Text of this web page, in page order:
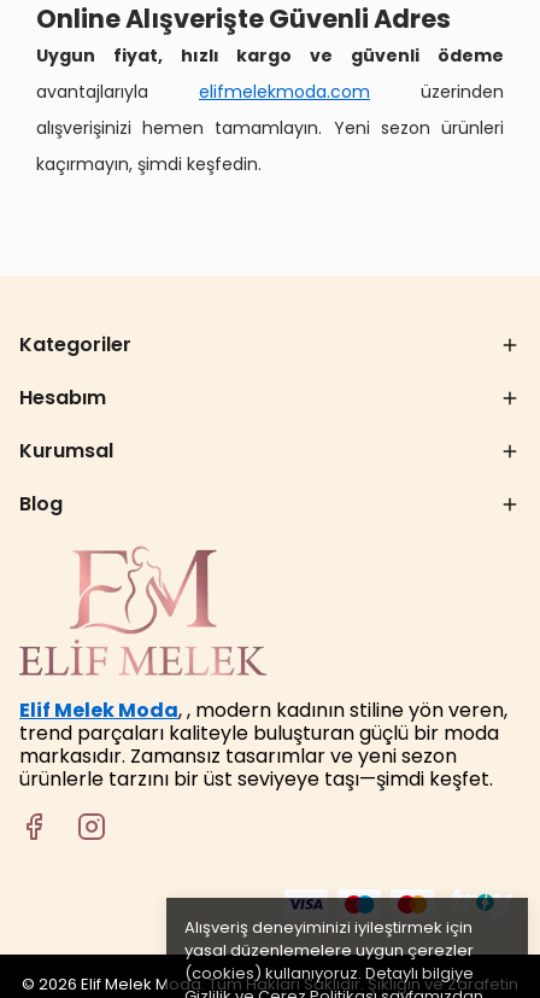
Alışveriş deneyiminizi iyileştirmek için
yasal düzenlemelere uygun çerezler
(cookies) kullanıyoruz. Detaylı bilgiye
Online Alışverişte Güvenli Adres
Uygun fiyat, hızlı kargo ve güvenli ödeme
avantajlarıyla elifmelekmoda.com üzerinden
alışverişinizi hemen tamamlayın. Yeni sezon ürünleri
kaçırmayın, şimdi keşfedin.
Kategoriler
Hesabım
Kurumsal
Blog
Elif Melek Moda, , modern kadının stiline yön veren,
trend parçaları kaliteyle buluşturan güçlü bir moda
markasıdır. Zamansız tasarımlar ve yeni sezon
ürünlerle tarzını bir üst seviyeye taşı—şimdi keşfet.
© 2026 Elif Melek Moda. Tüm Hakları Saklıdır. Şıklığın ve Zarafetin